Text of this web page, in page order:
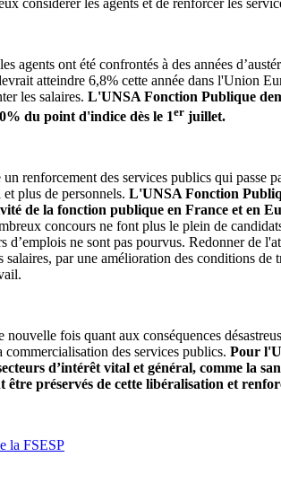
agents ont été confrontés à des années
atteindre 6,8% cette année dans l'Union
les salaires. L'UNSA Fonction Publique
du point d'indice dès le 1er juillet.
renforcement des services publics qui passe
plus de personnels. L'UNSA Fonction
de la fonction publique en France et en
concours ne font plus le plein de
d’emplois ne sont pas pourvus. Redonner de
salaires, par une amélioration des conditions de
nouvelle fois quant aux conséquences
commercialisation des services publics. Pour
d’intérêt vital et général, comme la
être préservés de cette libéralisation et
la FSESP